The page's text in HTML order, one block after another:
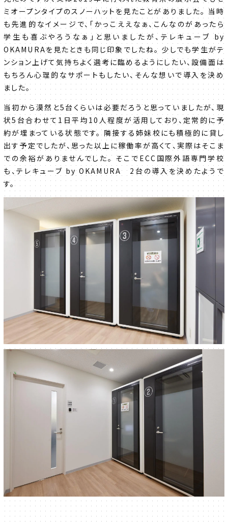
ミオープンタイプのスノーハットを見たことがありました。 当時
も先進的なイメージで、「かっこええなぁ、こんなのがあったら
学生も喜ぶやろうなぁ」と思いましたが、テレキューブ by
OKAMURAを見たときも同じ印象でしたね。 少しでも学生がテ
ンション上げて気持ちよく選考に臨めるようにしたい、設備面は
もちろん心理的なサポートもしたい、そんな想いで導入を決め
ました。
当初から漠然と5台くらいは必要だろうと思っていましたが、現
状5台合わせて1日平均10人程度が活用しており、定常的に予
約が埋まっている状態です。 隣接する姉妹校にも積極的に貸し
出す予定でしたが、思った以上に稼働率が高くて、実際はそこま
での余裕がありませんでした。 そこでECC国際外語専門学校
も、テレキューブ by OKAMURA 2台の導入を決めたようで
す。